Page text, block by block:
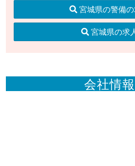
宮城県の警備
宮城県の求
会社情報